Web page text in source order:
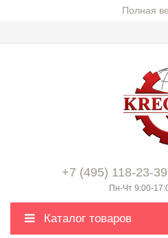
Полная
+7 (495) 118-23-39
Пн-Чт 9:00-
Каталог товаров